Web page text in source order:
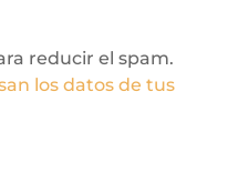
reducir el spam.
los datos de tus